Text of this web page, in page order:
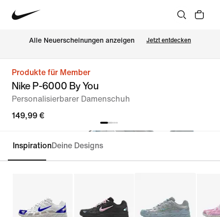
Alle Neuerscheinungen anzeigen Jetzt entdecken
Produkte für Member
Nike P-6000 By You
Personalisierbarer Damenschuh
149,99 €
Personalisieren
InspirationDeine Designs